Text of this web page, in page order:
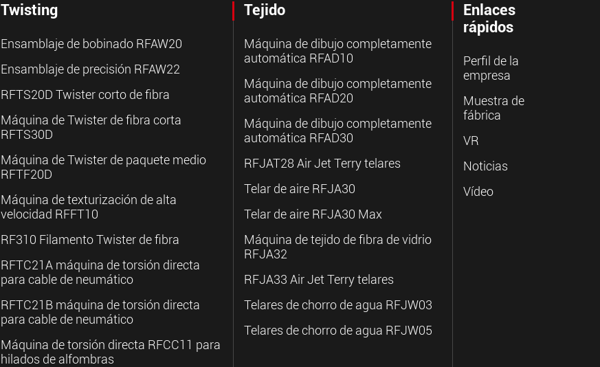
Twisting
Ensamblaje de bobinado RFAW20
Ensamblaje de precisión RFAW22
RFTS20D Twister corto de fibra
Máquina de Twister de fibra corta
RFTS30D
Máquina de Twister de paquete medio
RFTF20D
Máquina de texturización de alta
velocidad RFFT10
RF310 Filamento Twister de fibra
RFTC21A máquina de torsión directa
para cable de neumático
RFTC21B máquina de torsión directa
para cable de neumático
Máquina de torsión directa RFCC11 para
hilados de alfombras
Tejido
Máquina de dibujo completamente
automática RFAD10
Máquina de dibujo completamente
automática RFAD20
Máquina de dibujo completamente
automática RFAD30
RFJAT28 Air Jet Terry telares
Telar de aire RFJA30
Telar de aire RFJA30 Max
Máquina de tejido de fibra de vidrio
RFJA32
RFJA33 Air Jet Terry telares
Telares de chorro de agua RFJW03
Telares de chorro de agua RFJW05
Enlaces
rápidos
Perfil de la
empresa
Muestra de
fábrica
VR
Noticias
Vídeo